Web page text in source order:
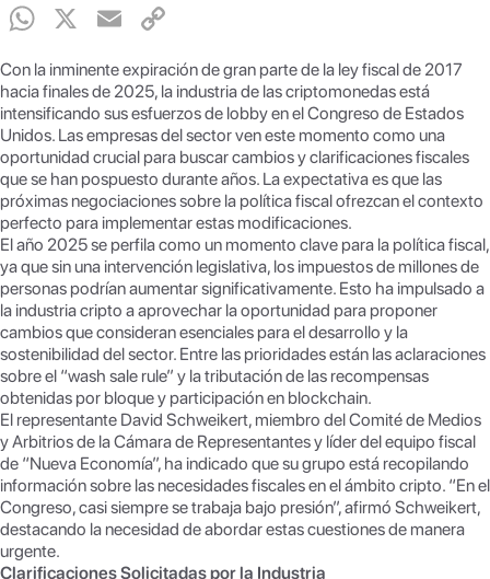
W
at
s
A
p
p
X
E
ail
o
p
y
Li
n
k
Con la inminente expiración de gran parte de la ley fiscal de 2017
hacia finales de 2025, la industria de las criptomonedas está
intensificando sus esfuerzos de lobby en el Congreso de Estados
Unidos. Las empresas del sector ven este momento como una
oportunidad crucial para buscar cambios y clarificaciones fiscales
que se han pospuesto durante años. La expectativa es que las
próximas negociaciones sobre la política fiscal ofrezcan el contexto
perfecto para implementar estas modificaciones.
El año 2025 se perfila como un momento clave para la política fiscal,
ya que sin una intervención legislativa, los impuestos de millones de
personas podrían aumentar significativamente. Esto ha impulsado a
la industria cripto a aprovechar la oportunidad para proponer
cambios que consideran esenciales para el desarrollo y la
sostenibilidad del sector. Entre las prioridades están las aclaraciones
sobre el “wash sale rule” y la tributación de las recompensas
obtenidas por bloque y participación en blockchain.
El representante David Schweikert, miembro del Comité de Medios
y Arbitrios de la Cámara de Representantes y líder del equipo fiscal
de “Nueva Economía”, ha indicado que su grupo está recopilando
información sobre las necesidades fiscales en el ámbito cripto. “En el
Congreso, casi siempre se trabaja bajo presión”, afirmó Schweikert,
destacando la necesidad de abordar estas cuestiones de manera
urgente.
Clarificaciones Solicitadas por la Industria